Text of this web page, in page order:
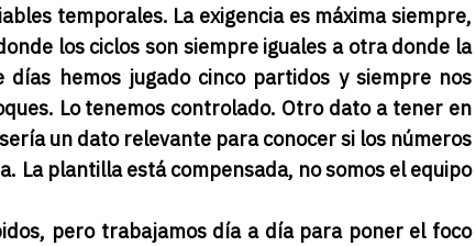
temporales. La exigencia es máxima siempre,
los ciclos son siempre iguales a otra donde la
días hemos jugado cinco partidos y siempre nos
Lo tenemos controlado. Otro dato a tener en
un dato relevante para conocer si los números
La plantilla está compensada, no somos el equipo
pero trabajamos día a día para poner el foco